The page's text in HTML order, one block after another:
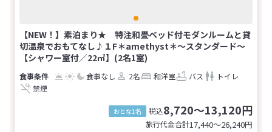
【NEW！】素泊まり★ 特注和畳ベッド付モダンルームと貸
切温泉でおもてなし♪１F＊amethyst＊～スタンダード～
【シャワー室付／22㎡】(2名1室)
食事なし 2名 和洋室 バス
トイレ
禁煙
おとな1名 税込8,720～13,120円
旅行代金合計17,440〜26,240円